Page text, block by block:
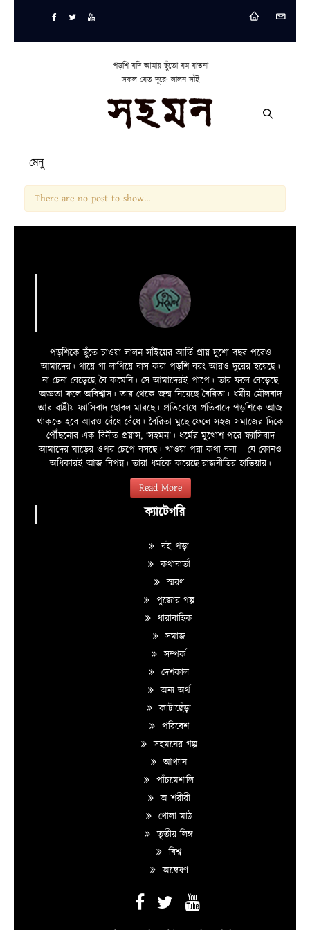
পড়শি যদি আমায় ছুঁতো যম যাতনা
সকল যেত দূরে: লালন সাঁই
মেনু
There are no post to show...
পড়শিকে ছুঁতে চাওয়া লালন সাঁইয়ের আর্তি প্রায় দুশো বছর পরেও
আমাদের। গায়ে গা লাগিয়ে বাস করা পড়শি বরং আরও দুরের হয়েছে।
না-চেনা বেড়েছে বৈ কমেনি। সে আমাদেরই পাপে। তার ফলে বেড়েছে
অজ্ঞতা ফলে অবিশ্বাস। তার থেকে জন্ম নিয়েছে বৈরিতা। ধর্মীয় মৌলবাদ
আর রাষ্ট্রীয় ফ্যাসিবাদ ছোবল মারছে। প্রতিরোধে প্রতিবাদে পড়শিকে আজ
থাকতে হবে আরও বেঁধে বেঁধে। বৈরিতা মুছে ফেলে সহজ সমাজের দিকে
পৌঁছনোর এক বিনীত প্রয়াস, ‘সহমন’। ধর্মের মুখোশ পরে ফ্যাসিবাদ
আমাদের ঘাড়ের ওপর চেপে বসছে। খাওয়া পরা কথা বলা—­­ যে কোনও
অধিকারই আজ বিপন্ন। তারা ধর্মকে করেছে রাজনীতির হাতিয়ার।
Read More
ক্যাটেগরি
বই পড়া
কথাবার্তা
স্মরণ
পুজোর গল্প
ধারাবাহিক
সমাজ
সম্পর্ক
দেশকাল
অন্য অর্থ
কাটাছেঁড়া
পরিবেশ
সহমনের গল্প
আখ্যান
পাঁচমেশালি
অ-শরীরী
খোলা মাঠ
তৃতীয় লিঙ্গ
বিশ্ব
অন্বেষণ